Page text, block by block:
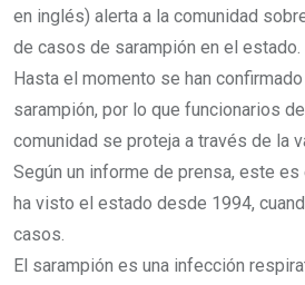
en inglés) alerta a la comunidad
de casos de sarampión en el estado.
Hasta el momento se han
sarampión, por lo que funcionarios
comunidad se proteja a través de la
Según un informe de prensa, este
ha visto el estado desde 1994,
casos.
El sarampión es una infección